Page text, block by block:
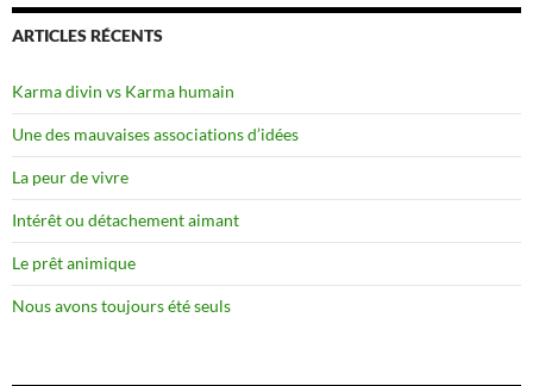
ARTICLES RÉCENTS
Karma divin vs Karma humain
Une des mauvaises associations d’idées
La peur de vivre
Intérêt ou détachement aimant
Le prêt animique
Nous avons toujours été seuls